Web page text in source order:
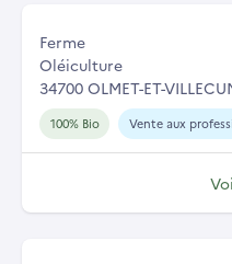
Ferme
Oléiculture
34700 OLMET-ET-
100% Bio Vente aux